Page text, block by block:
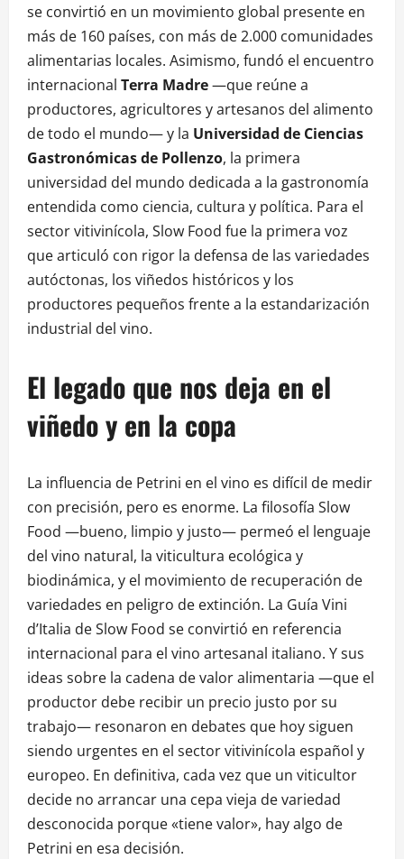
se convirtió en un movimiento global presente en
más de 160 países, con más de 2.000 comunidades
alimentarias locales. Asimismo, fundó el encuentro
internacional Terra Madre—que reúne a
productores, agricultores y artesanos del alimento
de todo el mundo— y la Universidad de Ciencias
Gastronómicas de Pollenzo, la primera
universidad del mundo dedicada a la gastronomía
entendida como ciencia, cultura y política. Para el
sector vitivinícola, Slow Food fue la primera voz
que articuló con rigor la defensa de las variedades
autóctonas, los viñedos históricos y los
productores pequeños frente a la estandarización
industrial del vino.
El legado que nos deja en el
viñedo y en la copa
La influencia de Petrini en el vino es difícil de medir
con precisión, pero es enorme. La filosofía Slow
Food —bueno, limpio y justo— permeó el lenguaje
del vino natural, la viticultura ecológica y
biodinámica, y el movimiento de recuperación de
variedades en peligro de extinción. La Guía Vini
d’Italia de Slow Food se convirtió en referencia
internacional para el vino artesanal italiano. Y sus
ideas sobre la cadena de valor alimentaria —que el
productor debe recibir un precio justo por su
trabajo— resonaron en debates que hoy siguen
siendo urgentes en el sector vitivinícola español y
europeo. En definitiva, cada vez que un viticultor
decide no arrancar una cepa vieja de variedad
desconocida porque «tiene valor», hay algo de
Petrini en esa decisión.